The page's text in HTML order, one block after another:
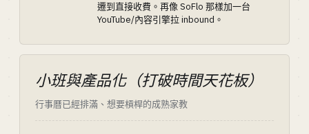
遷到直接收費。再像 SoFlo 那樣加一台
YouTube/內容引擎拉 inbound。
小班與產品化（打破時間天花板）
行事曆已經排滿、想要槓桿的成熟家教